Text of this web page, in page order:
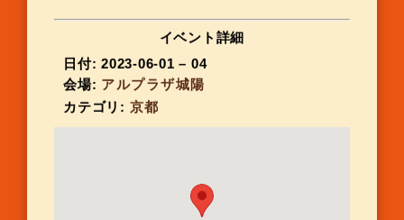
イベント詳細
日付: 2023-06-01 – 04
会場: アルプラザ城陽
カテゴリ: 京都